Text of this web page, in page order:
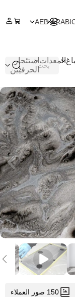
AED
المعداتاستئجار
الحرفيين
150 صور العملاء